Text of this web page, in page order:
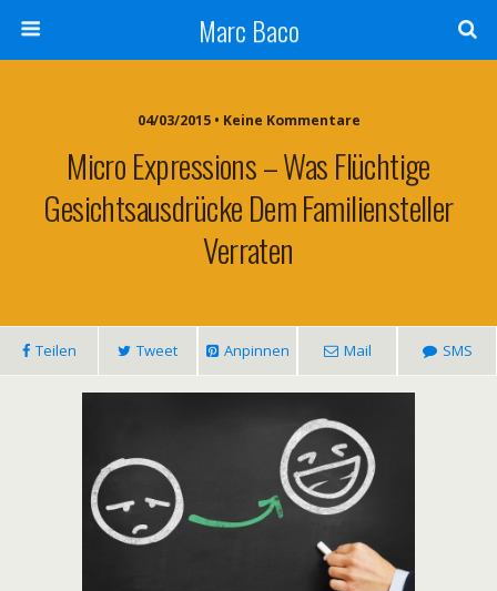
Marc Baco
04/03/2015 • Keine Kommentare
Micro Expressions – Was Flüchtige
Gesichtsausdrücke Dem Familiensteller
Verraten
Teilen Tweet Anpinnen Mail SMS